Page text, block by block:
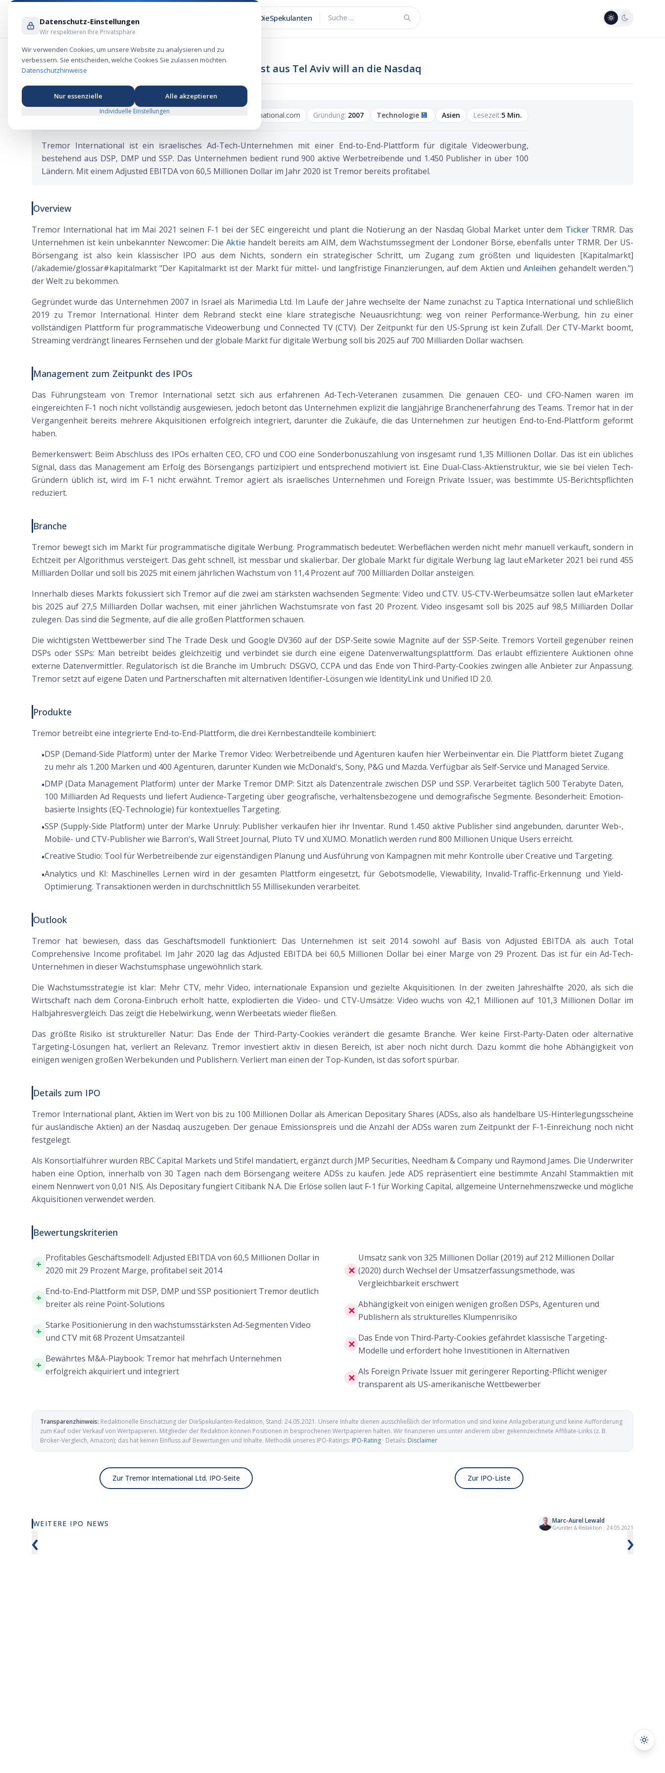
DieSpekulanten Suche ...
Tremor International IPO: Der Ad-Tech-Spezialist aus Tel Aviv will an die Nasdaq
Ticker: TRMR tremorinternational.com Gründung: 2007 Technologie 💾 Asien Lesezeit:5 Min.
Tremor International ist ein israelisches Ad-Tech-Unternehmen mit einer End-to-End-Plattform für digitale Videowerbung,
bestehend aus DSP, DMP und SSP. Das Unternehmen bedient rund 900 aktive Werbetreibende und 1.450 Publisher in über 100
Ländern. Mit einem Adjusted EBITDA von 60,5 Millionen Dollar im Jahr 2020 ist Tremor bereits profitabel.
Overview
Tremor International hat im Mai 2021 seinen F-1 bei der SEC eingereicht und plant die Notierung an der Nasdaq Global Market unter dem Ticker TRMR. Das
Unternehmen ist kein unbekannter Newcomer: DieAktie handelt bereits am AIM, dem Wachstumssegment der Londoner Börse, ebenfalls unter TRMR. Der US-
Börsengang ist also kein klassischer IPO aus dem Nichts, sondern ein strategischer Schritt, um Zugang zum größten und liquidesten [Kapitalmarkt]
(/akademie/glossar#kapitalmarkt "Der Kapitalmarkt ist der Markt für mittel- und langfristige Finanzierungen, auf dem Aktien und Anleihen gehandelt werden.")
der Welt zu bekommen.
Gegründet wurde das Unternehmen 2007 in Israel als Marimedia Ltd. Im Laufe der Jahre wechselte der Name zunächst zu Taptica International und schließlich
2019 zu Tremor International. Hinter dem Rebrand steckt eine klare strategische Neuausrichtung: weg von reiner Performance-Werbung, hin zu einer
vollständigen Plattform für programmatische Videowerbung und Connected TV (CTV). Der Zeitpunkt für den US-Sprung ist kein Zufall. Der CTV-Markt boomt,
Streaming verdrängt lineares Fernsehen und der globale Markt für digitale Werbung soll bis 2025 auf 700 Milliarden Dollar wachsen.
Management zum Zeitpunkt des IPOs
Das Führungsteam von Tremor International setzt sich aus erfahrenen Ad-Tech-Veteranen zusammen. Die genauen CEO- und CFO-Namen waren im
eingereichten F-1 noch nicht vollständig ausgewiesen, jedoch betont das Unternehmen explizit die langjährige Branchenerfahrung des Teams. Tremor hat in der
Vergangenheit bereits mehrere Akquisitionen erfolgreich integriert, darunter die Zukäufe, die das Unternehmen zur heutigen End-to-End-Plattform geformt
haben.
Bemerkenswert: Beim Abschluss des IPOs erhalten CEO, CFO und COO eine Sonderbonuszahlung von insgesamt rund 1,35 Millionen Dollar. Das ist ein übliches
Signal, dass das Management am Erfolg des Börsengangs partizipiert und entsprechend motiviert ist. Eine Dual-Class-Aktienstruktur, wie sie bei vielen Tech-
Gründern üblich ist, wird im F-1 nicht erwähnt. Tremor agiert als israelisches Unternehmen und Foreign Private Issuer, was bestimmte US-Berichtspflichten
reduziert.
Branche
Tremor bewegt sich im Markt für programmatische digitale Werbung. Programmatisch bedeutet: Werbeflächen werden nicht mehr manuell verkauft, sondern in
Echtzeit per Algorithmus versteigert. Das geht schnell, ist messbar und skalierbar. Der globale Markt für digitale Werbung lag laut eMarketer 2021 bei rund 455
Milliarden Dollar und soll bis 2025 mit einem jährlichen Wachstum von 11,4 Prozent auf 700 Milliarden Dollar ansteigen.
Innerhalb dieses Markts fokussiert sich Tremor auf die zwei am stärksten wachsenden Segmente: Video und CTV. US-CTV-Werbeumsätze sollen laut eMarketer
bis 2025 auf 27,5 Milliarden Dollar wachsen, mit einer jährlichen Wachstumsrate von fast 20 Prozent. Video insgesamt soll bis 2025 auf 98,5 Milliarden Dollar
zulegen. Das sind die Segmente, auf die alle großen Plattformen schauen.
Die wichtigsten Wettbewerber sind The Trade Desk und Google DV360 auf der DSP-Seite sowie Magnite auf der SSP-Seite. Tremors Vorteil gegenüber reinen
DSPs oder SSPs: Man betreibt beides gleichzeitig und verbindet sie durch eine eigene Datenverwaltungsplattform. Das erlaubt effizientere Auktionen ohne
externe Datenvermittler. Regulatorisch ist die Branche im Umbruch: DSGVO, CCPA und das Ende von Third-Party-Cookies zwingen alle Anbieter zur Anpassung.
Tremor setzt auf eigene Daten und Partnerschaften mit alternativen Identifier-Lösungen wie IdentityLink und Unified ID 2.0.
Produkte
Tremor betreibt eine integrierte End-to-End-Plattform, die drei Kernbestandteile kombiniert:
•DSP (Demand-Side Platform) unter der Marke Tremor Video: Werbetreibende und Agenturen kaufen hier Werbeinventar ein. Die Plattform bietet Zugang
zu mehr als 1.200 Marken und 400 Agenturen, darunter Kunden wie McDonald's, Sony, P&G und Mazda. Verfügbar als Self-Service und Managed Service.
•DMP (Data Management Platform) unter der Marke Tremor DMP: Sitzt als Datenzentrale zwischen DSP und SSP. Verarbeitet täglich 500 Terabyte Daten,
100 Milliarden Ad Requests und liefert Audience-Targeting über geografische, verhaltensbezogene und demografische Segmente. Besonderheit: Emotion-
basierte Insights (EQ-Technologie) für kontextuelles Targeting.
•SSP (Supply-Side Platform) unter der Marke Unruly: Publisher verkaufen hier ihr Inventar. Rund 1.450 aktive Publisher sind angebunden, darunter Web-,
Mobile- und CTV-Publisher wie Barron's, Wall Street Journal, Pluto TV und XUMO. Monatlich werden rund 800 Millionen Unique Users erreicht.
•Creative Studio: Tool für Werbetreibende zur eigenständigen Planung und Ausführung von Kampagnen mit mehr Kontrolle über Creative und Targeting.
•Analytics und KI: Maschinelles Lernen wird in der gesamten Plattform eingesetzt, für Gebotsmodelle, Viewability, Invalid-Traffic-Erkennung und Yield-
Optimierung. Transaktionen werden in durchschnittlich 55 Millisekunden verarbeitet.
Outlook
Tremor hat bewiesen, dass das Geschäftsmodell funktioniert: Das Unternehmen ist seit 2014 sowohl auf Basis von Adjusted EBITDA als auch Total
Comprehensive Income profitabel. Im Jahr 2020 lag das Adjusted EBITDA bei 60,5 Millionen Dollar bei einer Marge von 29 Prozent. Das ist für ein Ad-Tech-
Unternehmen in dieser Wachstumsphase ungewöhnlich stark.
Die Wachstumsstrategie ist klar: Mehr CTV, mehr Video, internationale Expansion und gezielte Akquisitionen. In der zweiten Jahreshälfte 2020, als sich die
Wirtschaft nach dem Corona-Einbruch erholt hatte, explodierten die Video- und CTV-Umsätze: Video wuchs von 42,1 Millionen auf 101,3 Millionen Dollar im
Halbjahresvergleich. Das zeigt die Hebelwirkung, wenn Werbeetats wieder fließen.
Das größte Risiko ist struktureller Natur: Das Ende der Third-Party-Cookies verändert die gesamte Branche. Wer keine First-Party-Daten oder alternative
Targeting-Lösungen hat, verliert an Relevanz. Tremor investiert aktiv in diesen Bereich, ist aber noch nicht durch. Dazu kommt die hohe Abhängigkeit von
einigen wenigen großen Werbekunden und Publishern. Verliert man einen der Top-Kunden, ist das sofort spürbar.
Details zum IPO
Tremor International plant, Aktien im Wert von bis zu 100 Millionen Dollar als American Depositary Shares (ADSs, also als handelbare US-Hinterlegungsscheine
für ausländische Aktien) an der Nasdaq auszugeben. Der genaue Emissionspreis und die Anzahl der ADSs waren zum Zeitpunkt der F-1-Einreichung noch nicht
festgelegt.
Als Konsortialführer wurden RBC Capital Markets und Stifel mandatiert, ergänzt durch JMP Securities, Needham & Company und Raymond James. Die Underwriter
haben eine Option, innerhalb von 30 Tagen nach dem Börsengang weitere ADSs zu kaufen. Jede ADS repräsentiert eine bestimmte Anzahl Stammaktien mit
einem Nennwert von 0,01 NIS. Als Depositary fungiert Citibank N.A. Die Erlöse sollen laut F-1 für Working Capital, allgemeine Unternehmenszwecke und mögliche
Akquisitionen verwendet werden.
Bewertungskriterien
+
Profitables Geschäftsmodell: Adjusted EBITDA von 60,5 Millionen Dollar in
2020 mit 29 Prozent Marge, profitabel seit 2014
+
End-to-End-Plattform mit DSP, DMP und SSP positioniert Tremor deutlich
breiter als reine Point-Solutions
+
Starke Positionierung in den wachstumsstärksten Ad-Segmenten Video
und CTV mit 68 Prozent Umsatzanteil
+
Bewährtes M&A-Playbook: Tremor hat mehrfach Unternehmen
erfolgreich akquiriert und integriert
✕
Umsatz sank von 325 Millionen Dollar (2019) auf 212 Millionen Dollar
(2020) durch Wechsel der Umsatzerfassungsmethode, was
Vergleichbarkeit erschwert
✕
Abhängigkeit von einigen wenigen großen DSPs, Agenturen und
Publishern als strukturelles Klumpenrisiko
✕
Das Ende von Third-Party-Cookies gefährdet klassische Targeting-
Modelle und erfordert hohe Investitionen in Alternativen
✕
Als Foreign Private Issuer mit geringerer Reporting-Pflicht weniger
transparent als US-amerikanische Wettbewerber
Transparenzhinweis: Redaktionelle Einschätzung der DieSpekulanten-Redaktion, Stand: 24.05.2021 . Unsere Inhalte dienen ausschließlich der Information und sind keine Anlageberatung und keine Aufforderung
zum Kauf oder Verkauf von Wertpapieren. Mitglieder der Redaktion können Positionen in besprochenen Wertpapieren halten. Wir finanzieren uns unter anderem über gekennzeichnete Affiliate-Links (z. B.
Broker-Vergleich, Amazon); das hat keinen Einfluss auf Bewertungen und Inhalte. Methodik unseres IPO-Ratings: IPO-Rating · Details: Disclaimer
Zur Tremor International Ltd. IPO-Seite Zur IPO-Liste
WEITERE IPO NEWS Marc-Aurel Lewald
Gründer & Redaktion · 24.05.2021
Elmet Group IPO: Wolfram, Molybdän
Yesway IPO: Convenience-Store-Kette
aus Texas geht an die Nasdaq
Arxis IPO:
die Nasdaq
‹ ›
Datenschutz-Einstellungen
Wir respektieren Ihre Privatsphäre
Wir verwenden Cookies, um unsere Website zu analysieren und zu
verbessern. Sie entscheiden, welche Cookies Sie zulassen möchten.
Datenschutzhinweise
Nur essenzielle Alle akzeptieren
Individuelle Einstellungen